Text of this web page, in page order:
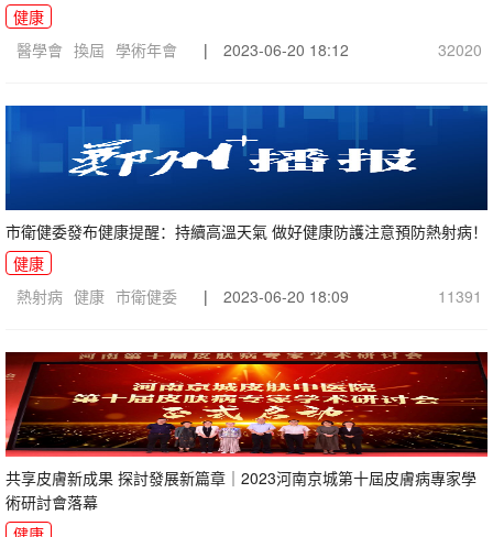
健康
醫學會 換屆 學術年會 | 2023-06-20 18:12 32020
市衛健委發布健康提醒：持續高溫天氣 做好健康防護注意預防熱射病！
健康
熱射病 健康 市衛健委 | 2023-06-20 18:09 11391
共享皮膚新成果 探討發展新篇章｜2023河南京城第十屆皮膚病專家學
術研討會落幕